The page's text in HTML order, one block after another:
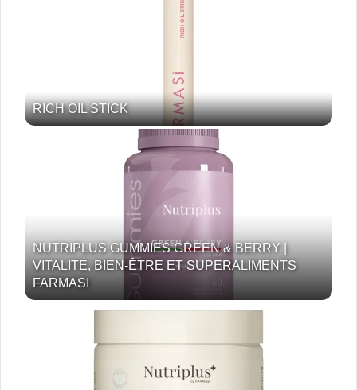
RICH OIL STICK
NUTRIPLUS GUMMIES GREEN & BERRY |
VITALITÉ, BIEN-ÊTRE ET SUPERALIMENTS
FARMASI